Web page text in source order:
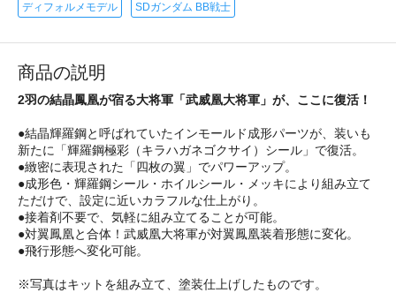
ディフォルメモデル SDガンダム BB戦士
商品の説明
2羽の結晶鳳凰が宿る大将軍「武威凰大将軍」が、ここに復活！
●結晶輝羅鋼と呼ばれていたインモールド成形パーツが、装いも
新たに「輝羅鋼極彩（キラハガネゴクサイ）シール」で復活。
●緻密に表現された「四枚の翼」でパワーアップ。
●成形色・輝羅鋼シール・ホイルシール・メッキにより組み立て
ただけで、設定に近いカラフルな仕上がり。
●接着剤不要で、気軽に組み立てることが可能。
●対翼鳳凰と合体！武威凰大将軍が対翼鳳凰装着形態に変化。
●飛行形態へ変化可能。
※写真はキットを組み立て、塗装仕上げしたものです。